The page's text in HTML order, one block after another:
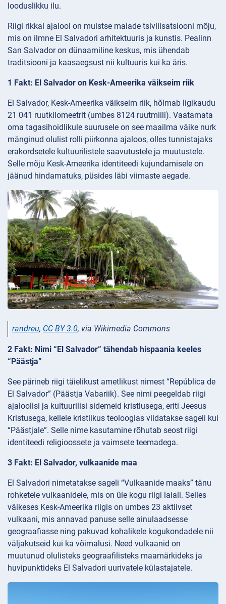
looduslikku ilu.
Riigi rikkal ajalool on muistse maiade tsivilisatsiooni mõju,
mis on ilmne El Salvadori arhitektuuris ja kunstis. Pealinn
San Salvador on dünaamiline keskus, mis ühendab
traditsiooni ja kaasaegsust nii kultuuris kui ka äris.
1 Fakt: El Salvador on Kesk-Ameerika väikseim riik
El Salvador, Kesk-Ameerika väikseim riik, hõlmab ligikaudu
21 041 ruutkilomeetrit (umbes 8124 ruutmiili). Vaatamata
oma tagasihoidlikule suurusele on see maailma väike nurk
mänginud olulist rolli piirkonna ajaloos, olles tunnistajaks
erakordsetele kultuurilistele saavutustele ja muutustele.
Selle mõju Kesk-Ameerika identiteedi kujundamisele on
jäänud hindamatuks, püsides läbi viimaste aegade.
randreu, CC BY 3.0, via Wikimedia Commons
2 Fakt: Nimi “El Salvador” tähendab hispaania keeles
“Päästja”
See pärineb riigi täielikust ametlikust nimest “República de
El Salvador” (Päästja Vabariik). See nimi peegeldab riigi
ajaloolisi ja kultuurilisi sidemeid kristlusega, eriti Jeesus
Kristusega, kellele kristlikus teoloogias viidatakse sageli kui
“Päästjale”. Selle nime kasutamine rõhutab seost riigi
identiteedi religioossete ja vaimsete teemadega.
3 Fakt: El Salvador, vulkaanide maa
El Salvadori nimetatakse sageli “Vulkaanide maaks” tänu
rohketele vulkaanidele, mis on üle kogu riigi laiali. Selles
väikeses Kesk-Ameerika riigis on umbes 23 aktiivset
vulkaani, mis annavad panuse selle ainulaadsesse
geograafiasse ning pakuvad kohalikele kogukondadele nii
väljakutseid kui ka võimalusi. Need vulkaanid on
muutunud olulisteks geograafilisteks maamärkideks ja
huvipunktideks El Salvadori uurivatele külastajatele.